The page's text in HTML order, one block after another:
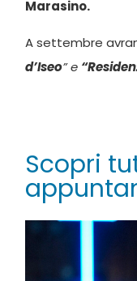
Marasino.
A settembre
d’Iseo” e
Scopri